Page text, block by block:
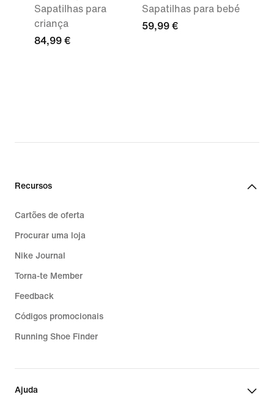
Sapatilhas para
criança
84,99 €
Sapatilhas para bebé
59,99 €
Recursos
Cartões de oferta
Procurar uma loja
Nike Journal
Torna-te Member
Feedback
Códigos promocionais
Running Shoe Finder
Ajuda